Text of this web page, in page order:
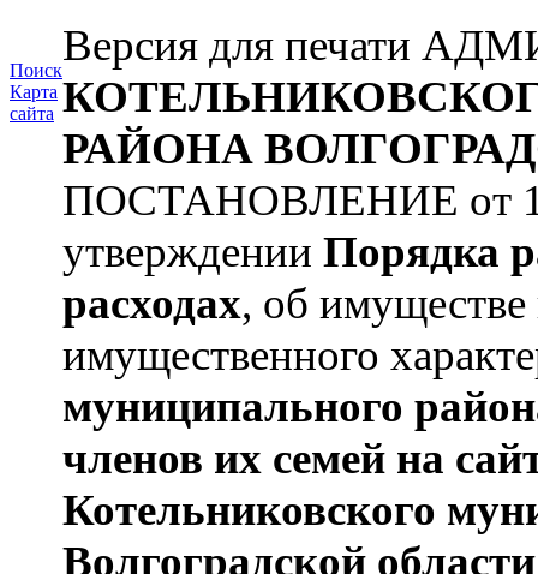
Поиск
Карта
сайта
Версия для печати
РАЙОНА
ПОСТАНОВЛЕНИЕ от
утверждении Порядка
расходах, об имуществе
имущественного
муниципального
членов их семей на
Котельниковского
Волгоградской области